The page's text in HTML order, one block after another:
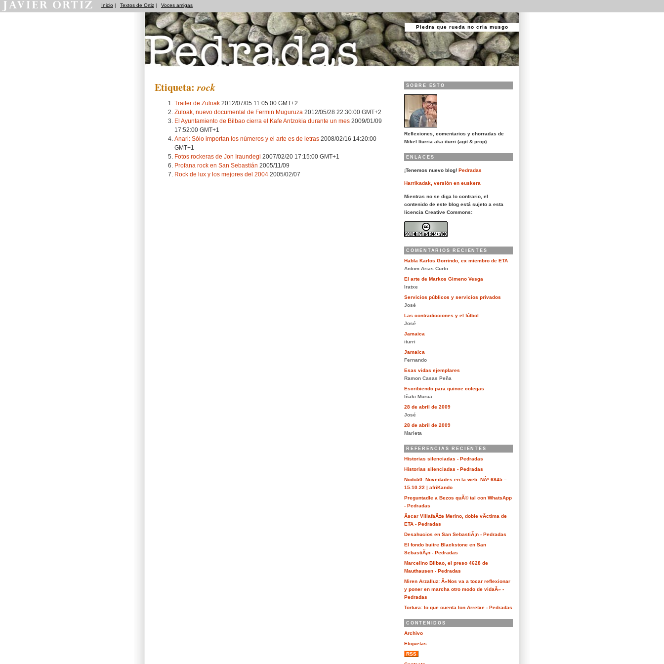
Inicio | Textos de Ortiz | Voces amigas
Piedra que rueda no cría musgo
Etiqueta:rock
Trailer de Zuloak 2012/07/05 11:05:00 GMT+2
Zuloak, nuevo documental de Fermin Muguruza 2012/05/28 22:30:00 GMT+2
El Ayuntamiento de Bilbao cierra el Kafe Antzokia durante un mes 2009/01/09
17:52:00 GMT+1
Anari: Sólo importan los números y el arte es de letras 2008/02/16 14:20:00
GMT+1
Fotos rockeras de Jon Iraundegi 2007/02/20 17:15:00 GMT+1
Profana rock en San Sebastián 2005/11/09
Rock de lux y los mejores del 2004 2005/02/07
SOBRE ESTO
Reflexiones, comentarios y chorradas de
Mikel Iturria aka iturri (agit & prop)
ENLACES
¡Tenemos nuevo blog! Pedradas
Harrikadak, versión en euskera
Mientras no se diga lo contrario, el
contenido de este blog está sujeto a esta
licencia Creative Commons:
COMENTARIOS RECIENTES
Habla Karlos Gorrindo, ex miembro de ETA
Antom Arias Curto
El arte de Markos Gimeno Vesga
Iratxe
Servicios públicos y servicios privados
José
Las contradicciones y el fútbol
José
Jamaica
iturri
Jamaica
Fernando
Esas vidas ejemplares
Ramon Casas Peña
Escribiendo para quince colegas
Iñaki Murua
28 de abril de 2009
José
28 de abril de 2009
Marieta
REFERENCIAS RECIENTES
Historias silenciadas - Pedradas
Historias silenciadas - Pedradas
Nodo50: Novedades en la web. NÂº 6845 –
15.10.22 | afriKando
Preguntadle a Bezos quÃ© tal con WhatsApp
- Pedradas
Ãscar VillafaÃ±e Merino, doble vÃ­ctima de
ETA - Pedradas
Desahucios en San SebastiÃ¡n - Pedradas
El fondo buitre Blackstone en San
SebastiÃ¡n - Pedradas
Marcelino Bilbao, el preso 4628 de
Mauthausen - Pedradas
Miren Arzalluz: Â«Nos va a tocar reflexionar
y poner en marcha otro modo de vidaÂ» -
Pedradas
Tortura: lo que cuenta Ion Arretxe - Pedradas
CONTENIDOS
Archivo
Etiquetas
RSS